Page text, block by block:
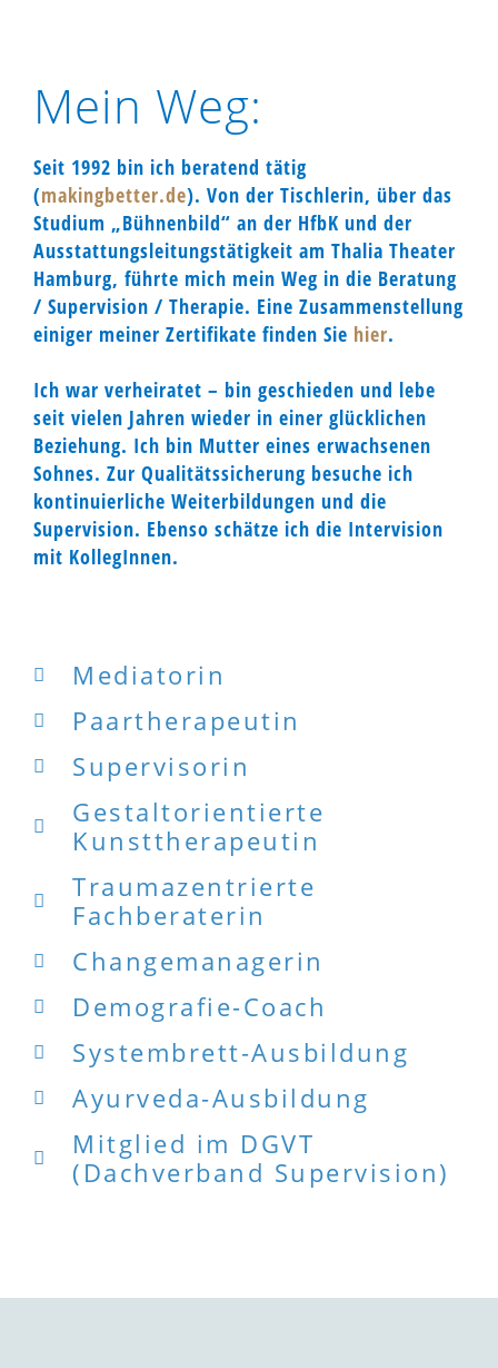
Mein Weg:
Seit 1992 bin ich beratend tätig
(makingbetter.de). Von der Tischlerin, über das
Studium „Bühnenbild“ an der HfbK und der
Ausstattungsleitungstätigkeit am Thalia Theater
Hamburg, führte mich mein Weg in die Beratung
/ Supervision / Therapie. Eine Zusammenstellung
einiger meiner Zertifikate finden Sie hier.
Ich war verheiratet – bin geschieden und lebe
seit vielen Jahren wieder in einer glücklichen
Beziehung. Ich bin Mutter eines erwachsenen
Sohnes. Zur Qualitätssicherung besuche ich
kontinuierliche Weiterbildungen und die
Supervision. Ebenso schätze ich die Intervision
mit KollegInnen.
Mediatorin
Paartherapeutin
Supervisorin
Gestaltorientierte
Kunsttherapeutin
Traumazentrierte
Fachberaterin
Changemanagerin
Demografie-Coach
Systembrett-Ausbildung
Ayurveda-Ausbildung
Mitglied im DGVT
(Dachverband Supervision)